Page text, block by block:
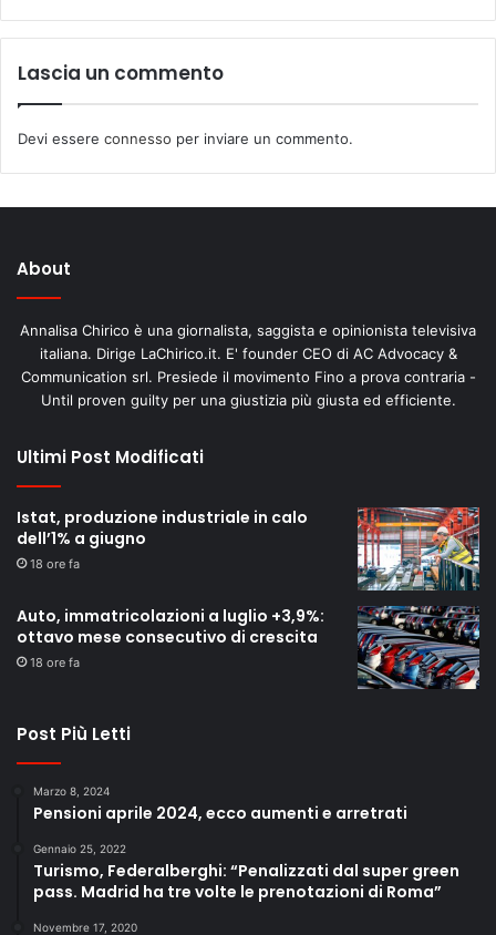
Lascia un commento
Devi essere connesso per inviare un commento.
About
Annalisa Chirico è una giornalista, saggista e opinionista televisiva
italiana. Dirige LaChirico.it. E' founder CEO di AC Advocacy &
Communication srl. Presiede il movimento Fino a prova contraria -
Until proven guilty per una giustizia più giusta ed efficiente.
Ultimi Post Modificati
Istat, produzione industriale in calo
dell’1% a giugno
18 ore fa
Auto, immatricolazioni a luglio +3,9%:
ottavo mese consecutivo di crescita
18 ore fa
Post Più Letti
Marzo 8, 2024
Pensioni aprile 2024, ecco aumenti e arretrati
Gennaio 25, 2022
Turismo, Federalberghi: “Penalizzati dal super green
pass. Madrid ha tre volte le prenotazioni di Roma”
Novembre 17, 2020